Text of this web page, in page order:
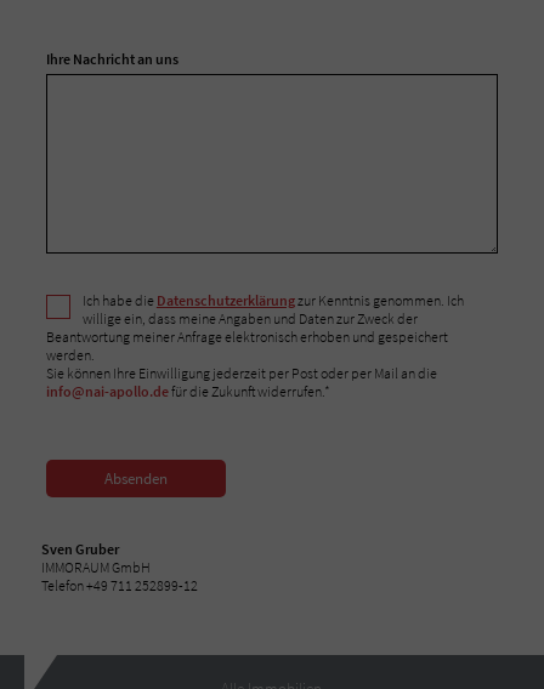
Ihre Nachricht an uns
Ich habe die Datenschutzerklärungzur Kenntnis genommen. Ich
willige ein, dass meine Angaben und Daten zur Zweck der
Beantwortung meiner Anfrage elektronisch erhoben und gespeichert
werden.
Sie können Ihre Einwilligung jederzeit per Post oder per Mail an die
info@nai-apollo.defür die Zukunft widerrufen.*
Absenden
Sven Gruber
IMMORAUM GmbH
Telefon +49 711 252899-12